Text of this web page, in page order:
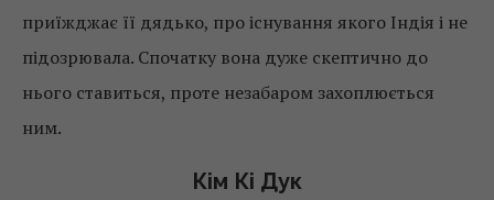
приїжджає її дядько, про існування якого Індія і не
підозрювала. Спочатку вона дуже скептично до
нього ставиться, проте незабаром захоплюється
ним.
Кім Кі Дук